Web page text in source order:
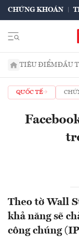
CHỨNG KHOÁN
TIÊU ĐIỂMĐẦU
QUỐC TẾ
Theo tờ Wall
khả năng sẽ
công chúng